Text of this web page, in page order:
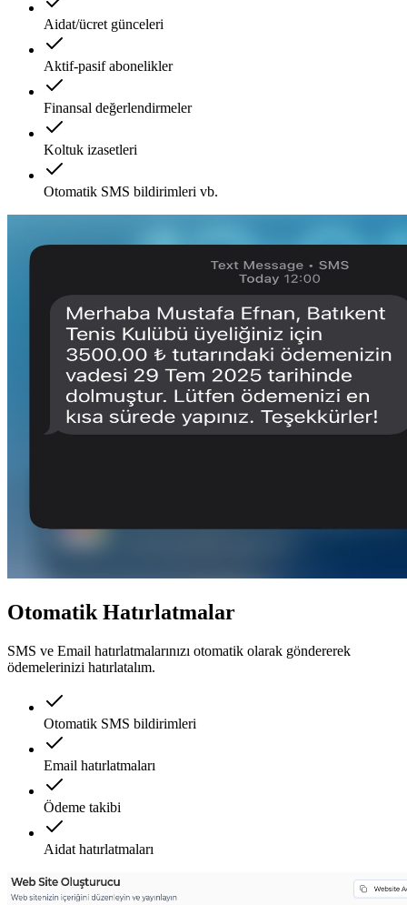
Aidat/ücret günceleri
Aktif-pasif abonelikler
Finansal değerlendirmeler
Koltuk izasetleri
Otomatik SMS bildirimleri vb.
Otomatik Hatırlatmalar
SMS ve Email hatırlatmalarınızı otomatik olarak göndererek
ödemelerinizi hatırlatalım.
Otomatik SMS bildirimleri
Email hatırlatmaları
Ödeme takibi
Aidat hatırlatmaları